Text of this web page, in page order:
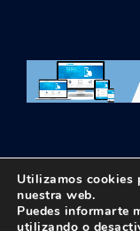
© Copyright 2018 -
|
Utilizamos cookies
nuestra web.
Puedes informarte
utilizando o